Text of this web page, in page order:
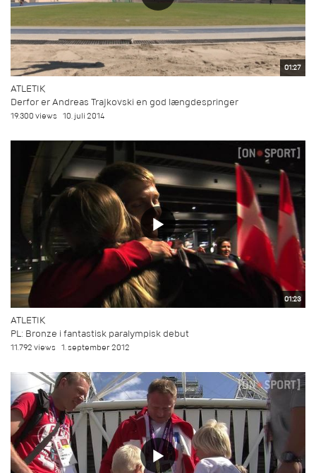
01:27
ATLETIK
Derfor er Andreas Trajkovski en god længdespringer
19.300 views 10. juli 2014
01:23
ATLETIK
PL: Bronze i fantastisk paralympisk debut
11.792 views 1. september 2012